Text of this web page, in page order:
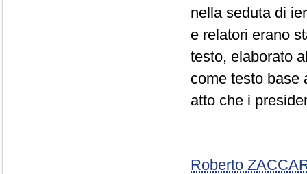
nella seduta di
e relatori erano
testo, elaborato
come testo base
atto che i
Roberto